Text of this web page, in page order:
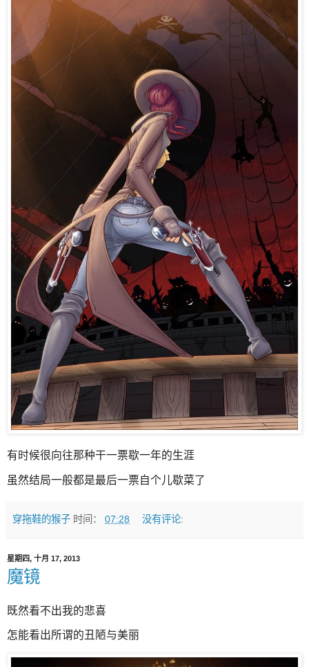
有时候很向往那种干一票歇一年的生涯
虽然结局一般都是最后一票自个儿歇菜了
穿拖鞋的猴子 时间： 07:28 没有评论:
星期四, 十月 17, 2013
魔镜
既然看不出我的悲喜
怎能看出所谓的丑陋与美丽